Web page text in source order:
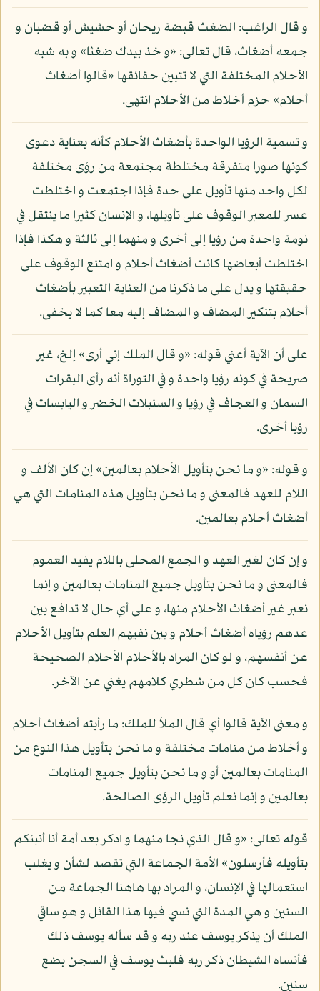
و قال الراغب: الضغث قبضة ريحان أو حشيش أو قضبان و
جمعه أضغاث، قال تعالى: «و خذ بيدك ضغثا» و به شبه
الأحلام المختلفة التي لا تتبين حقائقها «قالوا أضغاث
أحلام» حزم أخلاط من الأحلام انتهى.
و تسمية الرؤيا الواحدة بأضغاث الأحلام كأنه بعناية دعوى
كونها صورا متفرقة مختلطة مجتمعة من رؤى مختلفة
لكل واحد منها تأويل على حدة فإذا اجتمعت و اختلطت
عسر للمعبر الوقوف على تأويلها، و الإنسان كثيرا ما ينتقل في
نومة واحدة من رؤيا إلى أخرى و منهما إلى ثالثة و هكذا فإذا
اختلطت أبعاضها كانت أضغاث أحلام و امتنع الوقوف على
حقيقتها و يدل على ما ذكرنا من العناية التعبير بأضغاث
أحلام بتنكير المضاف و المضاف إليه معا كما لا يخفى.
على أن الآية أعني قوله: «و قال الملك إني أرى» إلخ، غير
صريحة في كونه رؤيا واحدة و في التوراة أنه رأى البقرات
السمان و العجاف في رؤيا و السنبلات الخضر و اليابسات في
رؤيا أخرى.
و قوله: «و ما نحن بتأويل الأحلام بعالمين» إن كان الألف و
اللام للعهد فالمعنى و ما نحن بتأويل هذه المنامات التي هي
أضغاث أحلام بعالمين.
و إن كان لغير العهد و الجمع المحلى باللام يفيد العموم
فالمعنى و ما نحن بتأويل جميع المنامات بعالمين و إنما
نعبر غير أضغاث الأحلام منها، و على أي حال لا تدافع بين
عدهم رؤياه أضغاث أحلام و بين نفيهم العلم بتأويل الأحلام
عن أنفسهم، و لو كان المراد بالأحلام الأحلام الصحيحة
فحسب كان كل من شطري كلامهم يغني عن الآخر.
و معنى الآية قالوا أي قال الملأ للملك: ما رأيته أضغاث أحلام
و أخلاط من منامات مختلفة و ما نحن بتأويل هذا النوع من
المنامات بعالمين أو و ما نحن بتأويل جميع المنامات
بعالمين و إنما نعلم تأويل الرؤى الصالحة.
قوله تعالى: «و قال الذي نجا منهما و ادكر بعد أمة أنا أنبئكم
بتأويله فأرسلون» الأمة الجماعة التي تقصد لشأن و يغلب
استعمالها في الإنسان، و المراد بها هاهنا الجماعة من
السنين و هي المدة التي نسي فيها هذا القائل و هو ساقي
الملك أن يذكر يوسف عند ربه و قد سأله يوسف ذلك
فأنساه الشيطان ذكر ربه فلبث يوسف في السجن بضع
سنين.